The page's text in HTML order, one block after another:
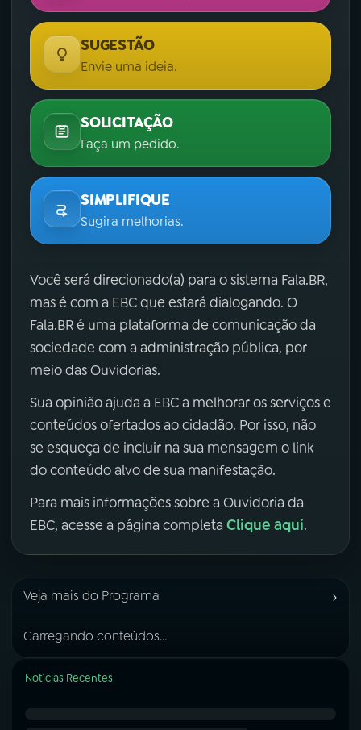
SUGESTÃO
Envie uma ideia.
SOLICITAÇÃO
Faça um pedido.
SIMPLIFIQUE
Sugira melhorias.
Você será direcionado(a) para o sistema Fala.BR,
mas é com a EBC que estará dialogando. O
Fala.BR é uma plataforma de comunicação da
sociedade com a administração pública, por
meio das Ouvidorias.
Sua opinião ajuda a EBC a melhorar os serviços e
conteúdos ofertados ao cidadão. Por isso, não
se esqueça de incluir na sua mensagem o link
do conteúdo alvo de sua manifestação.
Para mais informações sobre a Ouvidoria da
EBC, acesse a página completa Clique aqui.
Veja mais do Programa ›
Carregando conteúdos...
Notícias Recentes